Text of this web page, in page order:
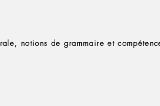
notions de grammaire et